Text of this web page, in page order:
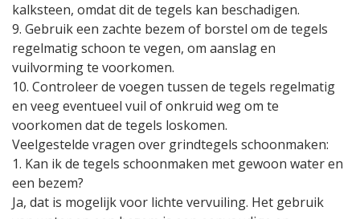
kalksteen, omdat dit de tegels kan beschadigen.
9. Gebruik een zachte bezem of borstel om de tegels
regelmatig schoon te vegen, om aanslag en
vuilvorming te voorkomen.
10. Controleer de voegen tussen de tegels regelmatig
en veeg eventueel vuil of onkruid weg om te
voorkomen dat de tegels loskomen.
Veelgestelde vragen over grindtegels schoonmaken:
1. Kan ik de tegels schoonmaken met gewoon water en
een bezem?
Ja, dat is mogelijk voor lichte vervuiling. Het gebruik